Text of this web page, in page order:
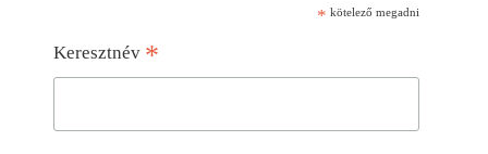
* kötelező megadni
Keresztnév *